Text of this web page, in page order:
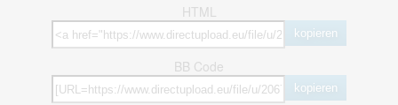
HTML
kopieren
BB Code
kopieren